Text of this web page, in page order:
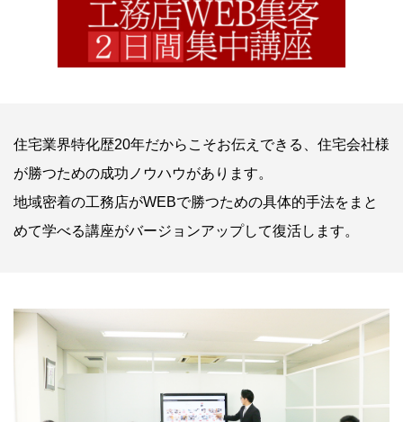
住宅業界特化歴20年だからこそお伝えできる、住宅会社様
が勝つための成功ノウハウがあります。
地域密着の工務店がWEBで勝つための具体的手法をまと
めて学べる講座がバージョンアップして復活します。